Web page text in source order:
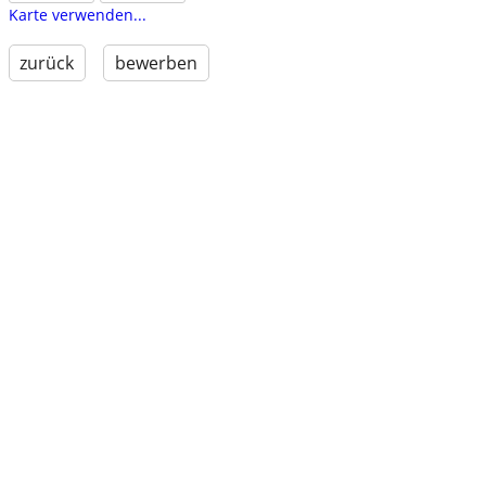
Karte verwenden...
zurück bewerben